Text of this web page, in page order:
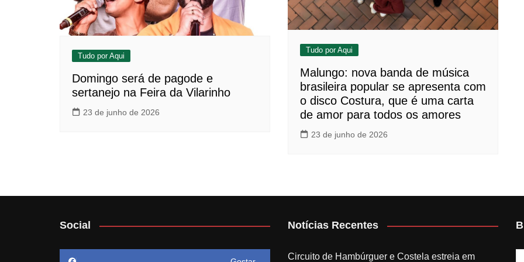
Tudo por Aqui
Domingo será de pagode e
sertanejo na Feira da Vilarinho
23 de junho de 2026
Tudo por Aqui
Malungo: nova banda de música
brasileira popular se apresenta com
o disco Costura, que é uma carta
de amor para todos os amores
23 de junho de 2026
Social Notícias Recentes
Circuito de Hambúrguer e Costela estreia em